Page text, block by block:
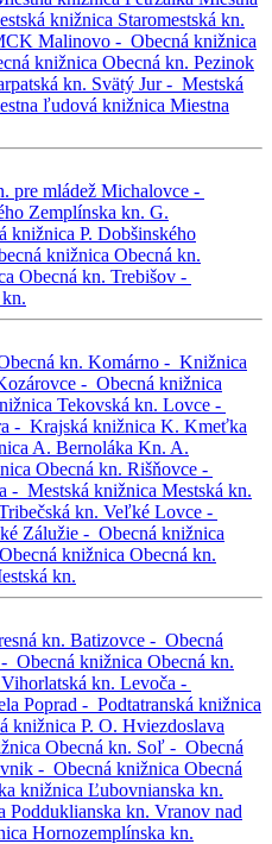
knižnica Staromestská kn.
Malinovo - Obecná knižnica
knižnica Obecná kn. Pezinok
kn. Svätý Jur - Mestská
ľudová knižnica Miestna
pre mládež Michalovce -
Zemplínska kn. G.
knižnica P. Dobšinského
knižnica Obecná kn.
Obecná kn. Trebišov -
kn. Komárno - Knižnica
- Obecná knižnica
Tekovská kn. Lovce -
- Krajská knižnica K. Kmeťka
A. Bernoláka Kn. A.
Obecná kn. Rišňovce -
- Mestská knižnica Mestská kn.
kn. Veľké Lovce -
Zálužie - Obecná knižnica
Obecná knižnica Obecná kn.
kn.
kn. Batizovce - Obecná
Obecná knižnica Obecná kn.
Vihorlatská kn. Levoča -
Poprad - Podtatranská knižnica
knižnica P. O. Hviezdoslava
Obecná kn. Soľ - Obecná
- Obecná knižnica Obecná
knižnica Ľubovnianska kn.
Podduklianska kn. Vranov nad
Hornozemplínska kn.